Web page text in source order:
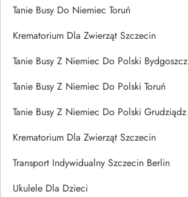
Tanie Busy Do Niemiec Toruń
Krematorium Dla Zwierząt Szczecin
Tanie Busy Z Niemiec Do Polski Bydgoszcz
Tanie Busy Z Niemiec Do Polski Toruń
Tanie Busy Z Niemiec Do Polski Grudziądz
Krematorium Dla Zwierząt Szczecin
Transport Indywidualny Szczecin Berlin
Ukulele Dla Dzieci